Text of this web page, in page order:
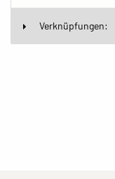
Verknüpfungen: